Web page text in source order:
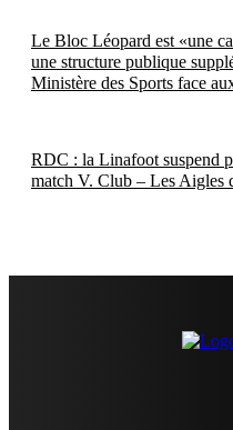
Le Bloc Léopard est «une
une structure publique
Ministère des Sports face
RDC : la Linafoot suspend
match V. Club – Les Aigles